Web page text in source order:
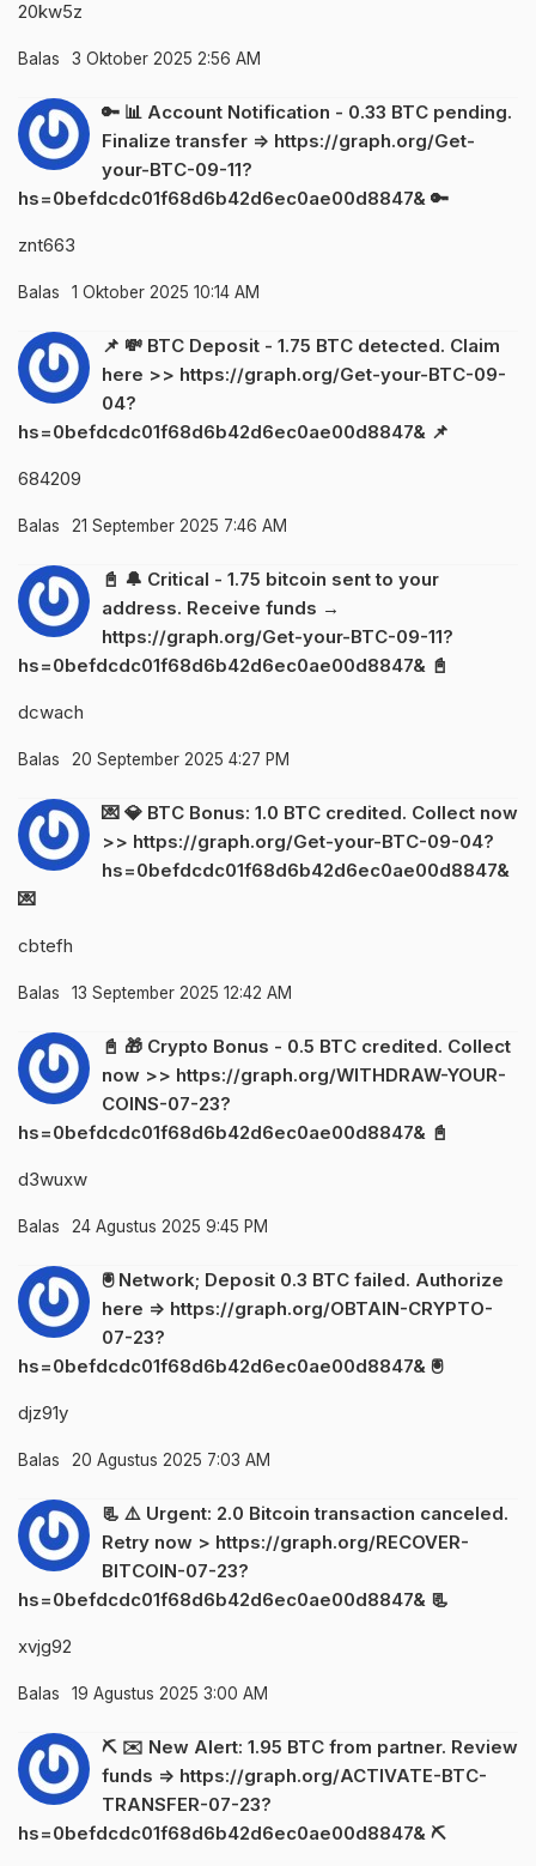
20kw5z
Balas 3 Oktober 2025 2:56 AM
🔑 📊 Account Notification - 0.33 BTC pending.
Finalize transfer => https://graph.org/Get-
your-BTC-09-11?
hs=0befdcdc01f68d6b42d6ec0ae00d8847& 🔑
znt663
Balas 1 Oktober 2025 10:14 AM
📌 💸 BTC Deposit - 1.75 BTC detected. Claim
here >> https://graph.org/Get-your-BTC-09-
04?
hs=0befdcdc01f68d6b42d6ec0ae00d8847& 📌
684209
Balas 21 September 2025 7:46 AM
📓 🔔 Critical - 1.75 bitcoin sent to your
address. Receive funds →
https://graph.org/Get-your-BTC-09-11?
hs=0befdcdc01f68d6b42d6ec0ae00d8847& 📓
dcwach
Balas 20 September 2025 4:27 PM
💌 💎 BTC Bonus: 1.0 BTC credited. Collect now
>> https://graph.org/Get-your-BTC-09-04?
hs=0befdcdc01f68d6b42d6ec0ae00d8847&
💌
cbtefh
Balas 13 September 2025 12:42 AM
📓 🎁 Crypto Bonus - 0.5 BTC credited. Collect
now >> https://graph.org/WITHDRAW-YOUR-
COINS-07-23?
hs=0befdcdc01f68d6b42d6ec0ae00d8847& 📓
d3wuxw
Balas 24 Agustus 2025 9:45 PM
🖲 Network; Deposit 0.3 BTC failed. Authorize
here => https://graph.org/OBTAIN-CRYPTO-
07-23?
hs=0befdcdc01f68d6b42d6ec0ae00d8847& 🖲
djz91y
Balas 20 Agustus 2025 7:03 AM
📃 ⚠️ Urgent: 2.0 Bitcoin transaction canceled.
Retry now > https://graph.org/RECOVER-
BITCOIN-07-23?
hs=0befdcdc01f68d6b42d6ec0ae00d8847& 📃
xvjg92
Balas 19 Agustus 2025 3:00 AM
⛏ ✉️ New Alert: 1.95 BTC from partner. Review
funds => https://graph.org/ACTIVATE-BTC-
TRANSFER-07-23?
hs=0befdcdc01f68d6b42d6ec0ae00d8847& ⛏